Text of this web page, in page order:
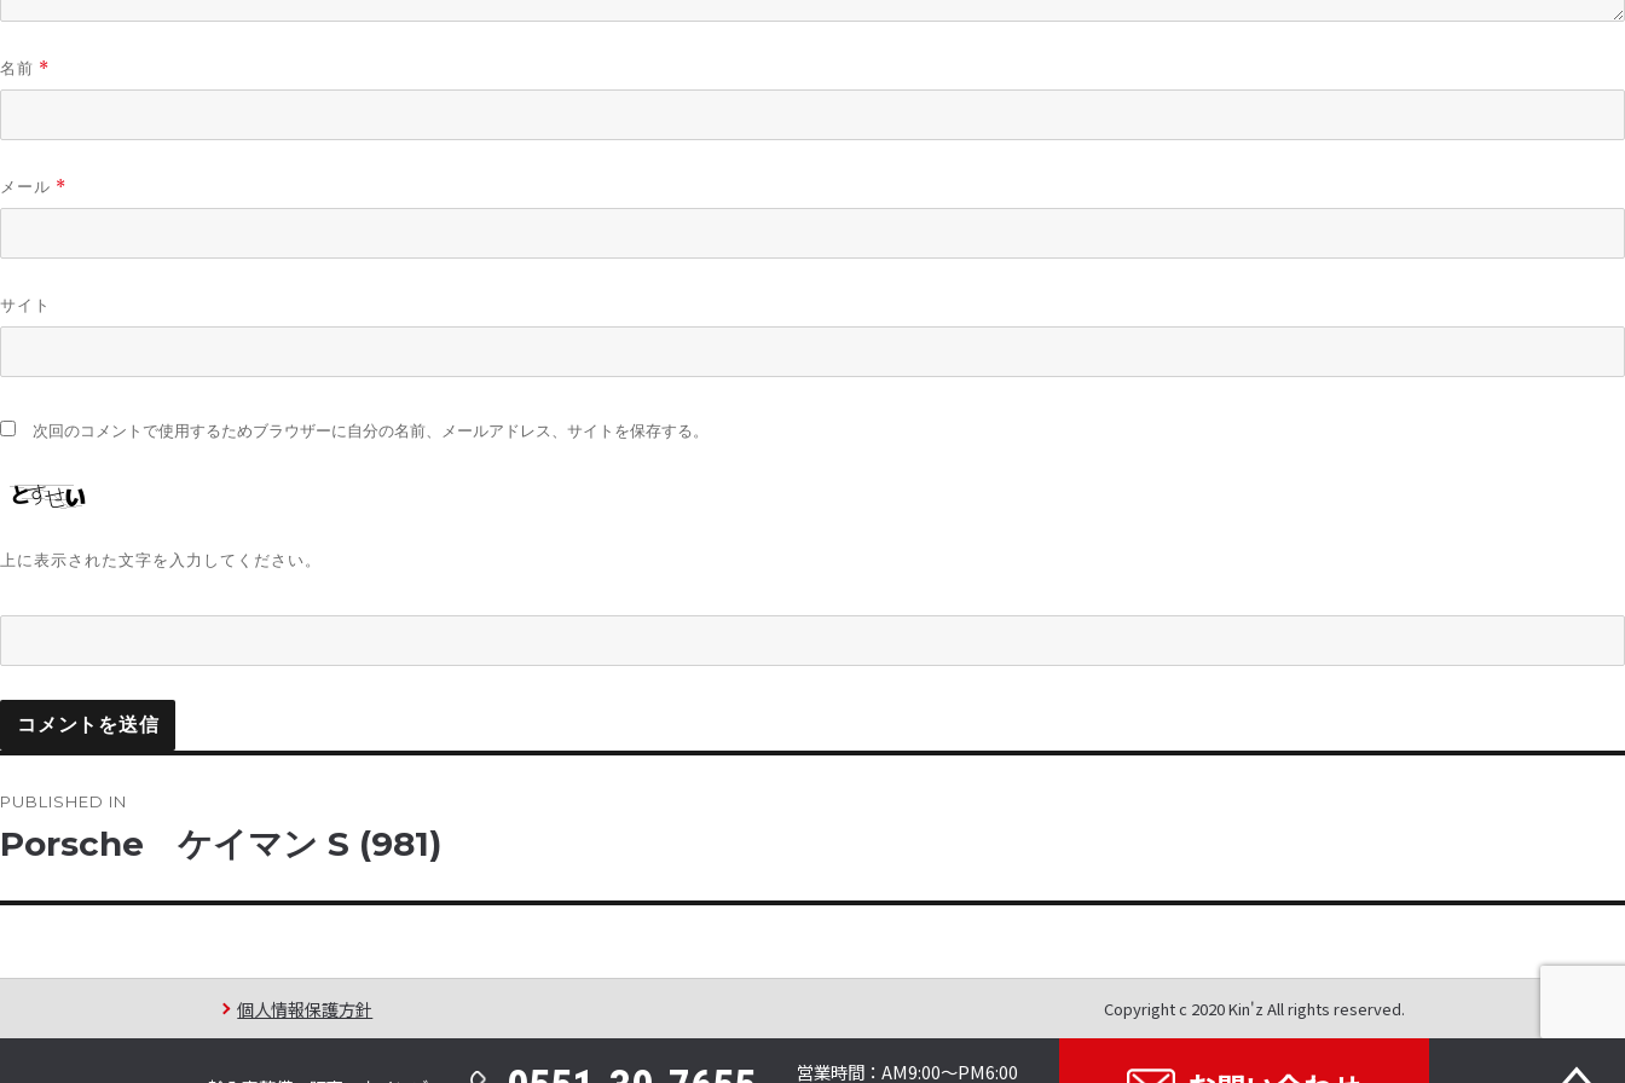
名前 *
メール *
サイト
次回のコメントで使用するためブラウザーに自分の名前、メールアドレス、サイトを保存する。
上に表示された文字を入力してください。
稿
ゲ
ー
PUBLISHED IN
Porsche ケイマン S (981)
個人情報保護方針 Copyright c 2020 Kin'z All rights reserved.
営業時間： AM9:00～PM6:00